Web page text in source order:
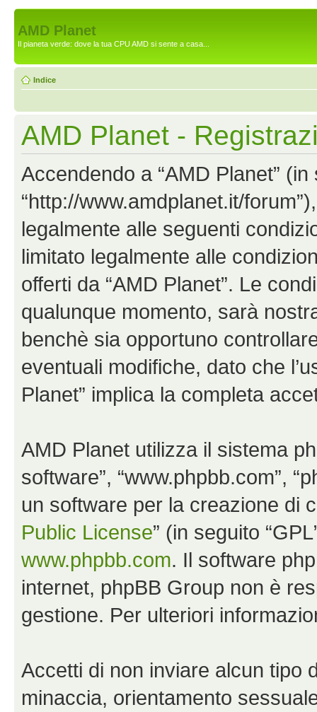
AMD Planet
Il pianeta verde: dove la tua CPU AMD si sente a casa...
Indice
AMD Planet -
Accendendo a “AMD Planet” (in
“http://www.amdplanet.it/
legalmente alle seguenti
limitato legalmente alle
offerti da “AMD Planet”. Le
qualunque momento, sarà
benchè sia opportuno
eventuali modifiche, dato che
Planet” implica la completa
AMD Planet utilizza il sistema
software”, “www.phpbb.com”,
un software per la creazione di
Public License” (in seguito
www.phpbb.com. Il software
internet, phpBB Group non è
gestione. Per ulteriori
Accetti di non inviare alcun tipo
minaccia, orientamento